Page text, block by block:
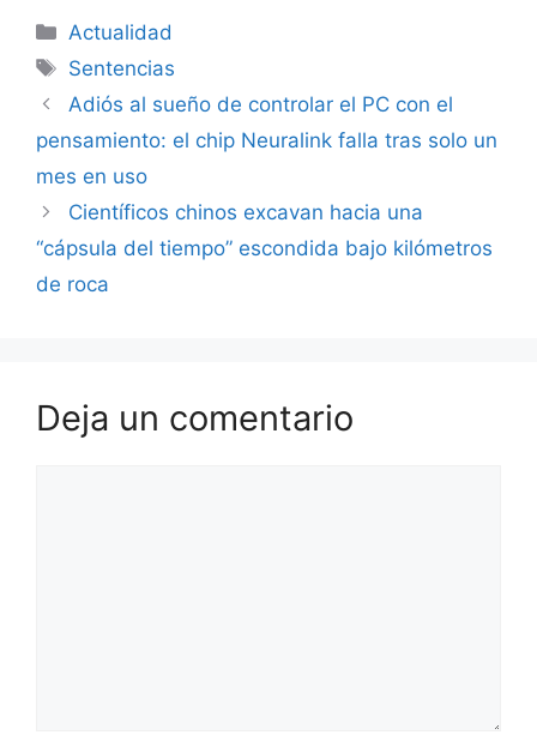
Categorías
Actualidad
Etiquetas
Sentencias
Adiós al sueño de controlar el PC con el
pensamiento: el chip Neuralink falla tras solo un
mes en uso
Científicos chinos excavan hacia una
“cápsula del tiempo” escondida bajo kilómetros
de roca
Deja un comentario